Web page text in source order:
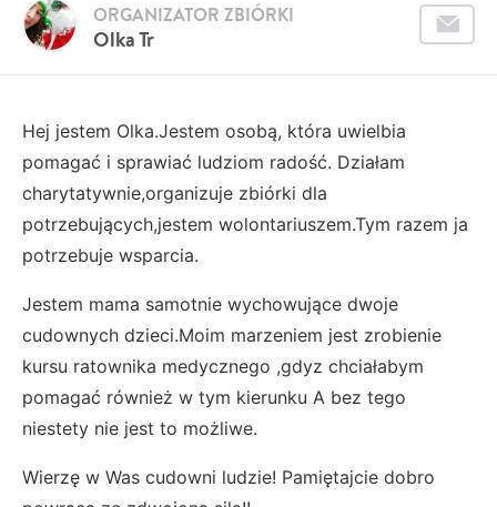
Olka Tr
ORGANIZATOR ZBIÓRKI
Hej jestem Olka.Jestem osobą, która uwielbia
pomagać i sprawiać ludziom radość. Działam
charytatywnie,organizuje zbiórki dla
potrzebujących,jestem wolontariuszem.Tym razem ja
potrzebuje wsparcia.
Jestem mama samotnie wychowujące dwoje
cudownych dzieci.Moim marzeniem jest zrobienie
kursu ratownika medycznego ,gdyz chciałabym
pomagać również w tym kierunku A bez tego
niestety nie jest to możliwe.
Wierzę w Was cudowni ludzie! Pamiętajcie dobro